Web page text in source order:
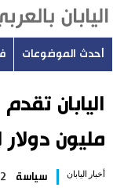
أحدث الموضوعات
أحدث الموضوعات
مليون
أخبار اليابان سياسة